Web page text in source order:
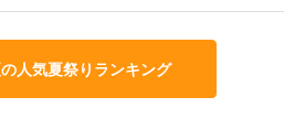
人気夏祭りランキング